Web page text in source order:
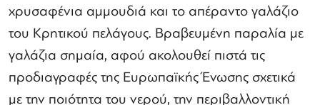
χρυσαφένια αμμουδιά και το απέραντο γαλάζιο
του Κρητικού πελάγους. Βραβευμένη παραλία με
γαλάζια σημαία, αφού ακολουθεί πιστά τις
προδιαγραφές της Ευρωπαϊκής Ένωσης σχετικά
με την ποιότητα του νερού, την περιβαλλοντική